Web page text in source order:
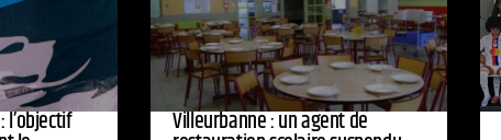
l’objectif Villeurbanne : un agent de